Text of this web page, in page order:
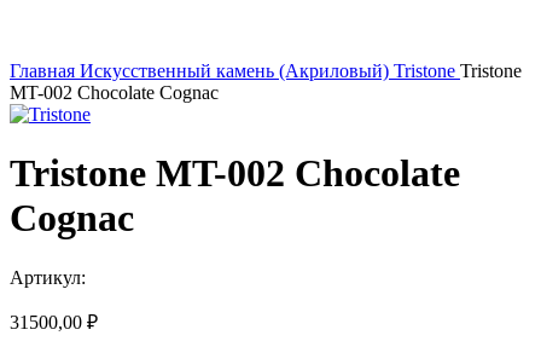
Главная Искусственный камень (Акриловый) Tristone Tristone
MT-002 Chocolate Cognac
Tristone MT-002 Chocolate
Cognac
Артикул:
31500,00 ₽